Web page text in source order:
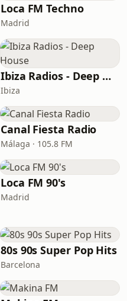
Loca FM Techno
Madrid
Ibiza Radios - Deep House
Ibiza
Canal Fiesta Radio
Málaga · 105.8 FM
Loca FM 90's
Madrid
80s 90s Super Pop Hits
Barcelona